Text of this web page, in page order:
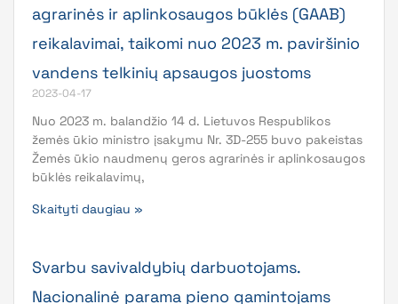
agrarinės ir aplinkosaugos būklės (GAAB)
reikalavimai, taikomi nuo 2023 m. paviršinio
vandens telkinių apsaugos juostoms
2023-04-17
Nuo 2023 m. balandžio 14 d. Lietuvos Respublikos
žemės ūkio ministro įsakymu Nr. 3D-255 buvo pakeistas
Žemės ūkio naudmenų geros agrarinės ir aplinkosaugos
būklės reikalavimų,
Skaityti daugiau »
Svarbu savivaldybių darbuotojams.
Nacionalinė parama pieno gamintojams